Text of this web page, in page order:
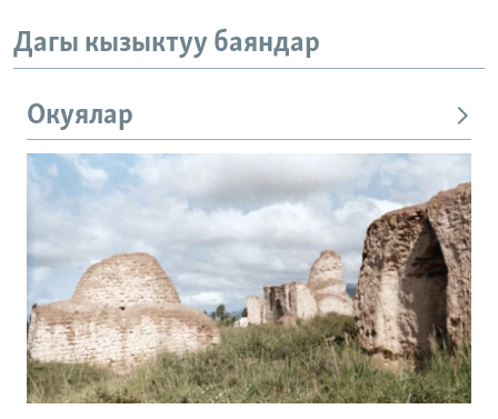
Дагы кызыктуу баяндар
Окуялар